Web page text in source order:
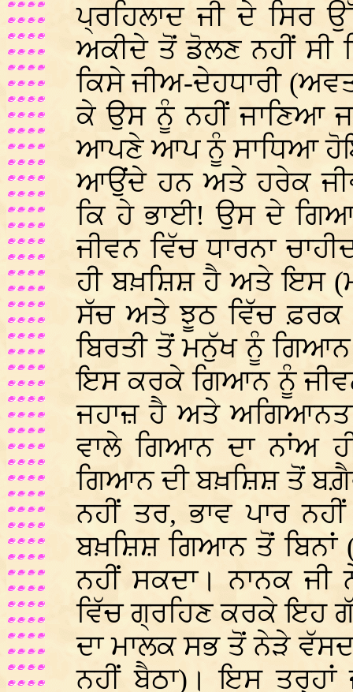
ਪ੍ਰਹਿਲਾਦ ਜੀ ਦੇ
ਅਕੀਦੇ ਤੋਂ ਡੋਲਣ ਨਹੀਂ ਸੀ
ਕਿਸੇ ਜੀਅ-ਦੇਹਧਾਰੀ
ਕੇ ਉਸ ਨੂੰ ਨਹੀਂ ਜਾਣਿਆ
ਆਪਣੇ ਆਪ ਨੂੰ ਸਾਧਿਆ
ਆਉਂਦੇ ਹਨ ਅਤੇ ਹਰੇਕ
ਕਿ ਹੇ ਭਾਈ! ਉਸ ਦੇ
ਜੀਵਨ ਵਿੱਚ ਧਾਰਨਾ
ਹੀ ਬਖ਼ਸ਼ਿਸ਼ ਹੈ ਅਤੇ ਇਸ
ਸੱਚ ਅਤੇ ਝੂਠ ਵਿੱਚ ਫ਼ਰਕ
ਬਿਰਤੀ ਤੋਂ ਮਨੁੱਖ ਨੂੰ
ਇਸ ਕਰਕੇ ਗਿਆਨ ਨੂੰ
ਜਹਾਜ਼ ਹੈ ਅਤੇ
ਵਾਲੇ ਗਿਆਨ ਦਾ ਨਾਂਅ
ਗਿਆਨ ਦੀ ਬਖ਼ਸ਼ਿਸ਼ ਤੋਂ
ਨਹੀਂ ਤਰ, ਭਾਵ ਪਾਰ
ਬਖ਼ਸ਼ਿਸ਼ ਗਿਆਨ ਤੋਂ
ਨਹੀਂ ਸਕਦਾ। ਨਾਨਕ
ਵਿੱਚ ਗ੍ਰਹਿਣ ਕਰਕੇ ਇਹ
ਦਾ ਮਾਲਕ ਸਭ ਤੋਂ ਨੇੜੇ
ਨਹੀਂ ਬੈਠਾ)। ਇਸ